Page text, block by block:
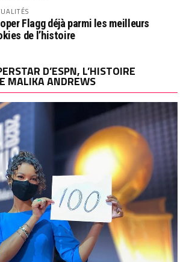
Flagg déjà parmi les meilleurs
de l’histoire
D’ESPN, L’HISTOIRE
MALIKA ANDREWS